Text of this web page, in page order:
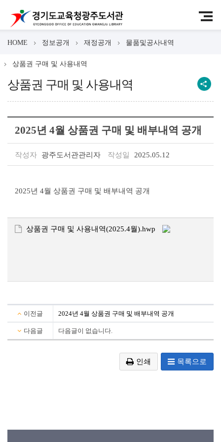
HOME 정보공개 재정공개 물품및공사내역
상품권 구매 및 사용내역
상품권 구매 및 사용내역
2025년 4월 상품권 구매 및 배부내역 공개
작성자 광주도서관관리자 작성일 2025.05.12
2025년 4월 상품권 구매 및 배부내역 공개
상품권 구매 및 사용내역(2025.4월).hwp
이전글 2024년 4월 상품권 구매 및 배부내역 공개
다음글 다음글이 없습니다.
인쇄 목록으로